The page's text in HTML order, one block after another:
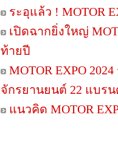
ระอุแล้ว ! MOTOR
เปิดฉากยิ่งใหญ่
ท้ายปี
MOTOR EXPO
จักรยานยนต์ 22 แบร
แนวคิด MOTOR